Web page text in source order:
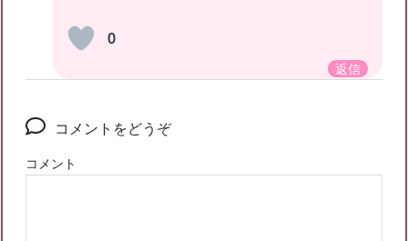
0
返信
コメントをどうぞ
コメント